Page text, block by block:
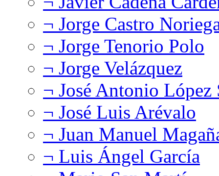
¬ Jorge Castro
¬ Jorge Tenorio Polo
¬ Jorge Velázquez
¬ José Antonio López
¬ José Luis Arévalo
¬ Juan Manuel
¬ Luis Ángel García